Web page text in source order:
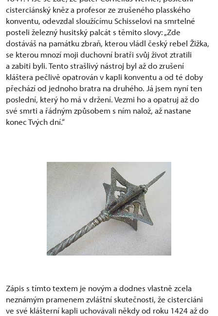
cisterciánský kněz a profesor ze zrušeného plasského
konventu, odevzdal sloužícímu Schisselovi na smrtelné
posteli železný husitský palcát s těmito slovy: „Zde
dostáváš na památku zbraň, kterou vládl český rebel Žižka,
se kterou mnozí moji duchovní bratři svůj život ztratili
a zabiti byli. Tento strašlivý nástroj byl až do zrušení
kláštera pečlivě opatrován v kapli konventu a od té doby
přechází od jednoho bratra na druhého. Já jsem nyní ten
poslední, který ho má v držení. Vezmi ho a opatruj až do
své smrti a řádným způsobem s ním nalož, až nastane
konec Tvých dní.“
Zápis s tímto textem je novým a dodnes vlastně zcela
neznámým pramenem zvláštní skutečnosti, že cisterciáni
ve své klášterní kapli uchovávali někdy od roku 1424 až do